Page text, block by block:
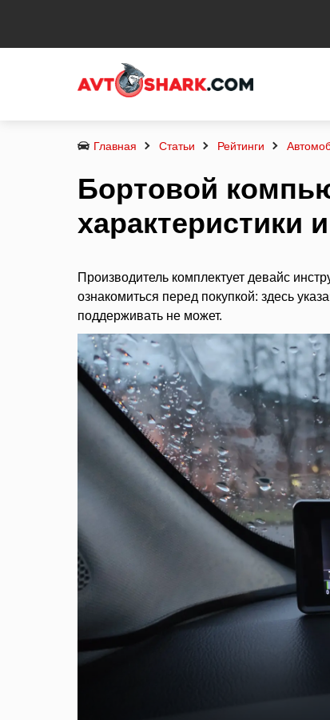
Главная Статьи Рейтинги
Бортовой
характеристики
Производитель комплектует девайс
ознакомиться перед покупкой: здесь
поддерживать не может.